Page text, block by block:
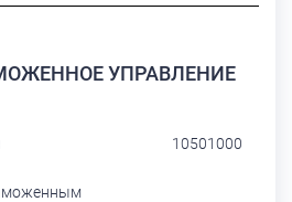
УПРАВЛЕНИЕ
10501000